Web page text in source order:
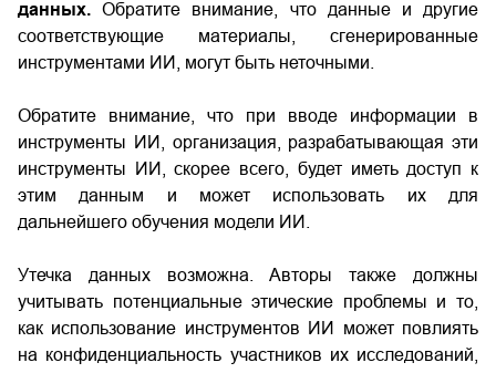
данных.Обратите внимание, что данные и другие
соответствующие материалы, сгенерированные
инструментами ИИ, могут быть неточными.
Обратите внимание, что при вводе информации в
инструменты ИИ, организация, разрабатывающая эти
инструменты ИИ, скорее всего, будет иметь доступ к
этим данным и может использовать их для
дальнейшего обучения модели ИИ.
Утечка данных возможна. Авторы также должны
учитывать потенциальные этические проблемы и то,
как использование инструментов ИИ может повлиять
на конфиденциальность участников их исследований,